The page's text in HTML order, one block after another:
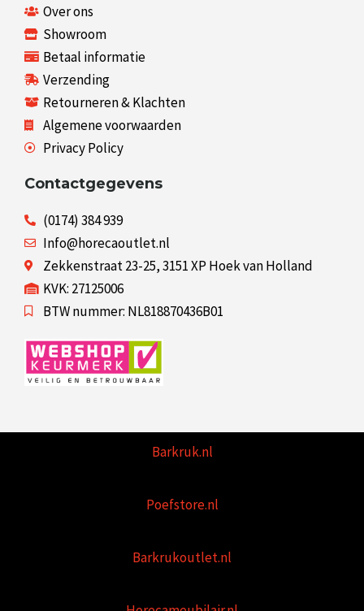
Over ons
Showroom
Betaal informatie
Verzending
Retourneren & Klachten
Algemene voorwaarden
Privacy Policy
Contactgegevens
(0174) 384 939
Info@horecaoutlet.nl
Zekkenstraat 23-25, 3151 XP Hoek van Holland
KVK: 27125006
BTW nummer: NL818870436B01
Barkruk.nl
Poefstore.nl
Barkrukoutlet.nl